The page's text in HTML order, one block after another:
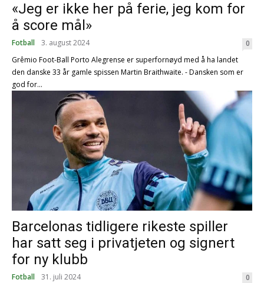
«Jeg er ikke her på ferie, jeg kom for
å score mål»
Fotball 3. august 2024
0
Grêmio Foot-Ball Porto Alegrense er superfornøyd med å ha landet
den danske 33 år gamle spissen Martin Braithwaite. - Dansken som er
god for...
Barcelonas tidligere rikeste spiller
har satt seg i privatjeten og signert
for ny klubb
Fotball 31. juli 2024
0